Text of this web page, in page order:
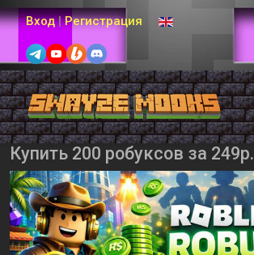
Вход | Регистрация Выберите язык
Купить 200 робуксов за 249р.